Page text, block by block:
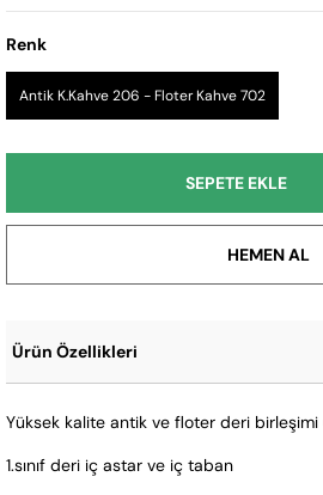
Renk
Antik K.Kahve 206 - Floter Kahve 702
Ürün Özellikleri
Yüksek kalite antik ve floter deri birleşimi
1.sınıf deri iç astar ve iç taban